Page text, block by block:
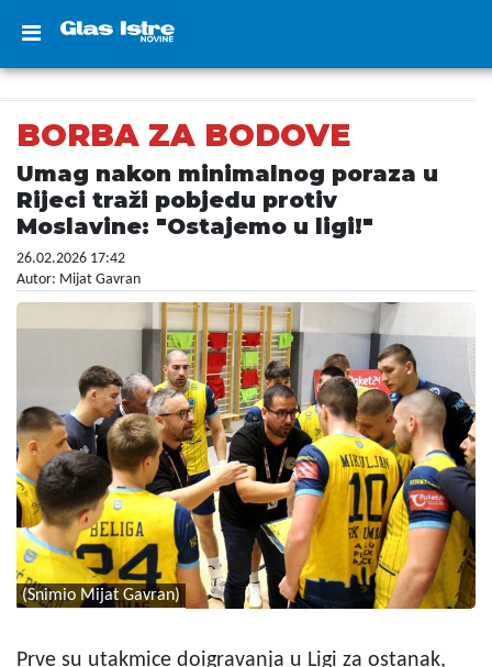
BORBA ZA BODOVE
Umag nakon minimalnog poraza u
Rijeci traži pobjedu protiv
Moslavine: "Ostajemo u ligi!"
26.02.2026 17:42
Autor: Mijat Gavran
(Snimio Mijat Gavran)
Prve su utakmice doigravanja u Ligi za ostanak,